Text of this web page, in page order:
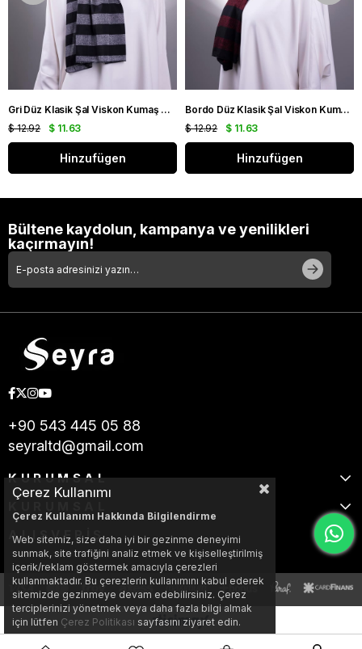
Gri Düz Klasik Şal Viskon Kumaş Simli Şeritli 202100_15
$ 11.63
$ 12.92
Hinzufügen
Bordo Düz Klasik Şal Viskon Kumaş Simli Şeritli 202100_16
$ 11.63
$ 12.92
Hinzufügen
Bültene kaydolun, kampanya ve yenilikleri
kaçırmayın!
+90 543 445 05 88
seyraltd@gmail.com
KURUMSAL
ALIŞVERİŞ
Çerez Kullanımı
Çerez Kullanımı Hakkında Bilgilendirme
Web sitemiz, size daha iyi bir gezinme deneyimi
sunmak, site trafiğini analiz etmek ve kişiselleştirilmiş
içerik/reklam göstermek amacıyla çerezleri
kullanmaktadır. Bu çerezlerin kullanımını kabul ederek
sitemizde gezinmeye devam edebilirsiniz. Çerez
terciplerinizi yönetmek veya daha fazla bilgi almak
için lütfen Çerez Politikası sayfasını ziyaret edin.